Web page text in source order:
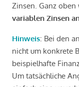
Zinsen. Ganz oben
variablen Zinsen
Hinweis: Bei den
nicht um konkrete
beispielhafte
Um tatsächliche